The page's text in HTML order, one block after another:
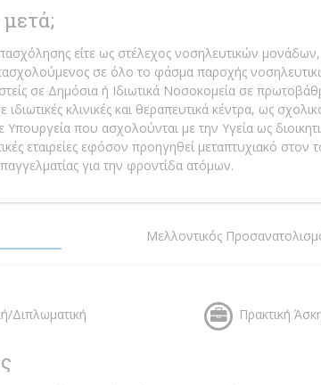
είτε ως στέλεχος νοσηλευτικών
σε όλο το φάσμα παροχής
σε Δημόσια ή Ιδιωτικά Νοσοκομεία σε
κλινικές και θεραπευτικά κέντρα, ως
Υπουργεία που ασχολούνται με την Υγεία ως
εταιρείες εφόσον προηγηθεί μεταπτυχιακό στον
για την φροντίδα ατόμων.
Μελλοντικός
Διπλωματική Πρακτική